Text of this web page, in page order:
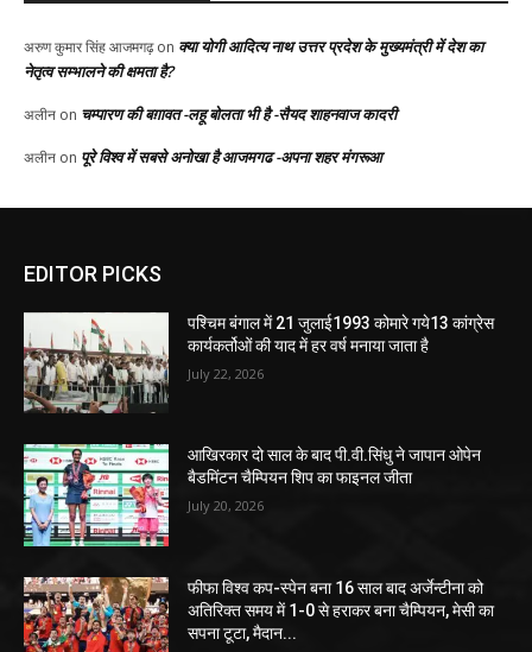
EDITOR PICKS
पश्चिम बंगाल में 21 जुलाई1993 कोमारे गये13 कांग्रेस
कार्यकर्तोओं की याद में हर वर्ष मनाया जाता है
July 22, 2026
आखिरकार दो साल के बाद पी.वी.सिंधु ने जापान ओपेन
बैडमिंटन चैम्पियन शिप का फाइनल जीता
July 20, 2026
फीफा विश्व कप-स्पेन बना 16 साल बाद अर्जेन्टीना को
अतिरिक्त समय में 1-0 से हराकर बना चैम्पियन, मेसी का
सपना टूटा, मैदान...